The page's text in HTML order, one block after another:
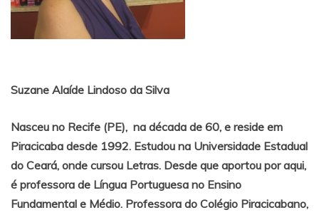
Suzane Alaíde Lindoso da Silva
Nasceu no Recife (PE), na década de 60, e reside em
Piracicaba desde 1992. Estudou na Universidade Estadual
do Ceará, onde cursou Letras. Desde que aportou por aqui,
é professora de Língua Portuguesa no Ensino
Fundamental e Médio. Professora do Colégio Piracicabano,